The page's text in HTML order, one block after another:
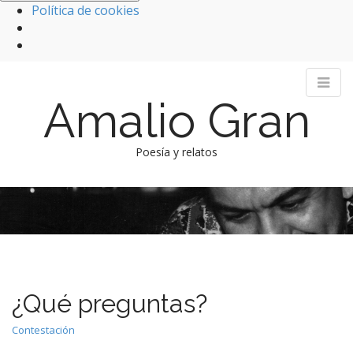
Política de cookies
Amalio Gran
Poesía y relatos
M
n
u
p
o
n
t
¿Qué preguntas?
Contestación